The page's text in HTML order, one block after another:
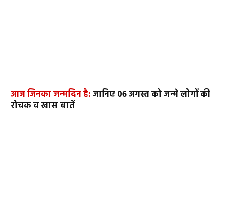
आज जिनका जन्मदिन है:जानिए 06 अगस्त को जन्मे लोगों की
रोचक व खास बातें